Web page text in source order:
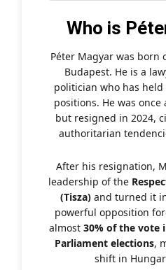
Who is
Péter Magyar was born
Budapest. He is a
politician who has
positions. He was
but resigned in 2024,
authoritarian
After his resignation,
leadership of the
(Tisza) and turned it
powerful opposition
almost 30% of the vote
Parliament elections,
shift in